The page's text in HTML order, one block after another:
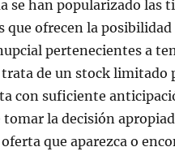
se han popularizado las
que ofrecen la
pertenecientes a
de un stock limitado
con suficiente
la decisión
que aparezca o